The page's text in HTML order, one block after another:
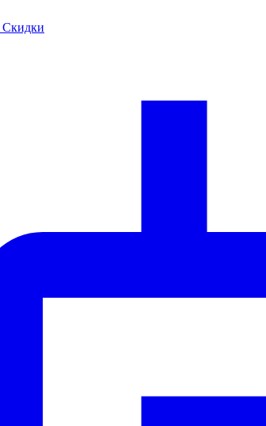
Скидки